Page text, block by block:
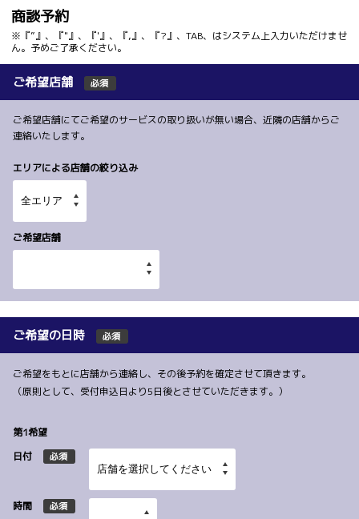
商談予約
※『”』、『"』、『'』、『,』、『?』、TAB、はシステム上入力いただけませ
ん。予めご了承ください。
ご希望店舗 必須
ご希望店舗にてご希望のサービスの取り扱いが無い場合、近隣の店舗からご
連絡いたします。
エリアによる店舗の絞り込み
ご希望店舗
ご希望の日時 必須
ご希望をもとに店舗から連絡し、その後予約を確定させて頂きます。
（原則として、受付申込日より5日後とさせていただきます。）
第1希望
日付
必須
時間 必須